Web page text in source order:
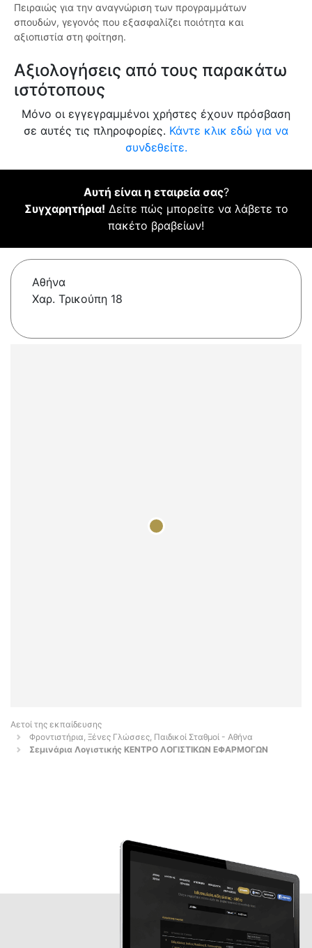
Πειραιώς για την αναγνώριση των προγραμμάτων
σπουδών, γεγονός που εξασφαλίζει ποιότητα και
αξιοπιστία στη φοίτηση.
Αξιολογήσεις από τους παρακάτω
ιστότοπους
Μόνο οι εγγεγραμμένοι χρήστες έχουν πρόσβαση
σε αυτές τις πληροφορίες. Κάντε κλικ εδώ για να
συνδεθείτε.
Αυτή είναι η εταιρεία σας?
Συγχαρητήρια! Δείτε πώς μπορείτε να λάβετε το
πακέτο βραβείων!
Αθήνα
Χαρ. Τρικούπη 18
Αετοί της εκπαίδευσης
Φροντιστήρια, Ξένες Γλώσσες, Παιδικοί Σταθμοί - Αθήνα
Σεμινάρια Λογιστικής ΚΕΝΤΡΟ ΛΟΓΙΣΤΙΚΩΝ ΕΦΑΡΜΟΓΩΝ